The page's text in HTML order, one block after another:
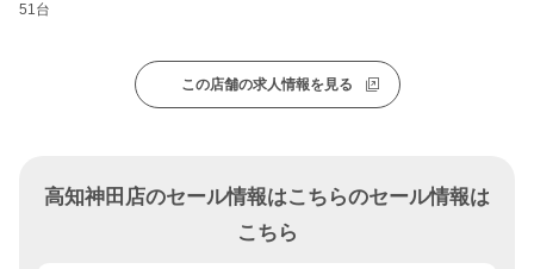
51台
この店舗の求人情報を見る
高知神田店のセール情報はこちらのセール情報は
こちら